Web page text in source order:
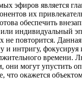
эфиров является
их
обеспечить
индивидуальный
не повторится. Данная
и интригу, фокусируя
времени.
они могут упустить
что окажется